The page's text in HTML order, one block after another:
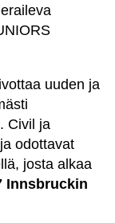
uuden ja
Civil ja
odottavat
josta alkaa
Innsbruckin